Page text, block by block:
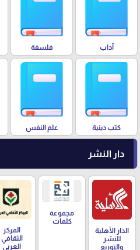
آداب فلسفة
كتب دينية علم النفس
دار النشر
الدار الأهلية
للنشر
والتوزيع
مجموعة
كلمات
المركز
الثقافي
العربي